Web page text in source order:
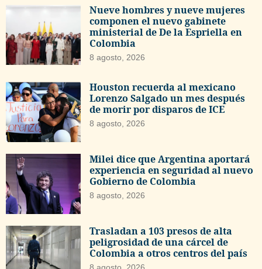
Nueve hombres y nueve mujeres
componen el nuevo gabinete
ministerial de De la Espriella en
Colombia
8 agosto, 2026
Houston recuerda al mexicano
Lorenzo Salgado un mes después
de morir por disparos de ICE
8 agosto, 2026
Milei dice que Argentina aportará
experiencia en seguridad al nuevo
Gobierno de Colombia
8 agosto, 2026
Trasladan a 103 presos de alta
peligrosidad de una cárcel de
Colombia a otros centros del país
8 agosto, 2026